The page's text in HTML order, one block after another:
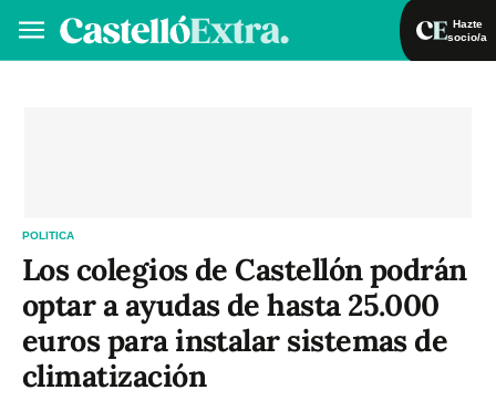
Hazte
socio/a
POLITICA
Los colegios de Castellón podrán
optar a ayudas de hasta 25.000
euros para instalar sistemas de
climatización